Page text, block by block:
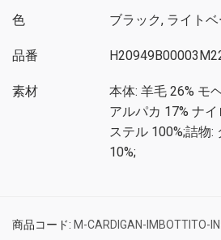
色 ブラック, ライト
品番
素材
本体: 羊毛 26% モ
アルパカ 17% ナ
ステル 100%;詰物:
10%;
商品コード: M-CARDIGAN-IMBOTTITO-